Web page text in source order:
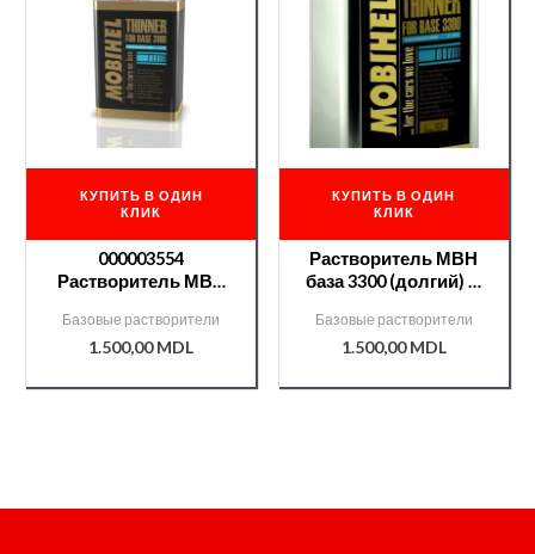
КУПИТЬ В ОДИН
КЛИК
000003554
Растворитель МВН
Базовые растворители
1.500,00MDL
КУПИТЬ В ОДИН
КЛИК
Растворитель МВН
база 3300 (долгий) —
Базовые растворители
1.500,00MDL